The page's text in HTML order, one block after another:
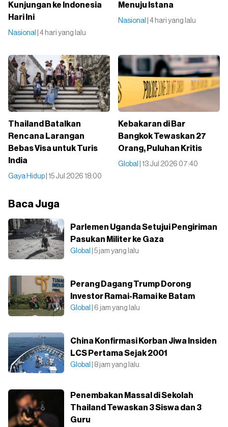
Kunjungan ke Indonesia
Hari Ini
Nasional | 4 hari yang lalu
Menuju Istana
Nasional | 4 hari yang lalu
Thailand Batalkan
Rencana Larangan
Bebas Visa untuk Turis
India
Gaya Hidup | 15 Jul 2026 18:00
Kebakaran di Bar
Bangkok Tewaskan 27
Orang, Puluhan Kritis
Global | 13 Jul 2026 07:40
Baca Juga
Parlemen Uganda Setujui Pengiriman
Pasukan Militer ke Gaza
Global | 5 jam yang lalu
Perang Dagang Trump Dorong
Investor Ramai-Ramai ke Batam
Global | 6 jam yang lalu
China Konfirmasi Korban Jiwa Insiden
LCS Pertama Sejak 2001
Global | 8 jam yang lalu
Penembakan Massal di Sekolah
Thailand Tewaskan 3 Siswa dan 3
Guru